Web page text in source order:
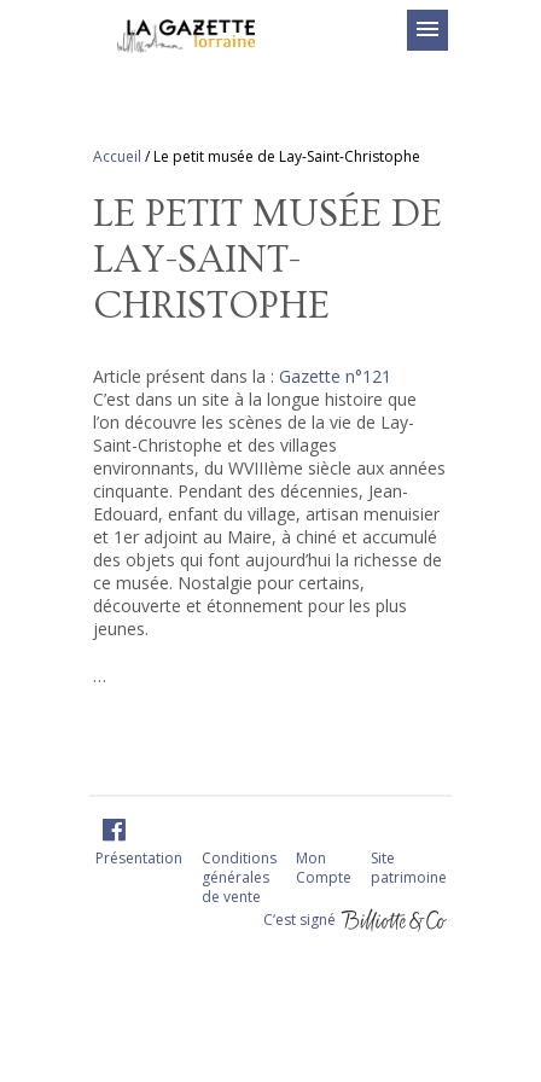
menu
Accueil /Le petit musée de Lay-Saint-Christophe
LE PETIT MUSÉE DE
LAY-SAINT-
CHRISTOPHE
Article présent dans la : Gazette n°121
C’est dans un site à la longue histoire que
l’on découvre les scènes de la vie de Lay-
Saint-Christophe et des villages
environnants, du WVIIIème siècle aux années
cinquante. Pendant des décennies, Jean-
Edouard, enfant du village, artisan menuisier
et 1er adjoint au Maire, à chiné et accumulé
des objets qui font aujourd’hui la richesse de
ce musée. Nostalgie pour certains,
découverte et étonnement pour les plus
jeunes.
…
Présentation
Conditions
générales
de vente
Mon
Compte
Site
patrimoine
C‘est signé